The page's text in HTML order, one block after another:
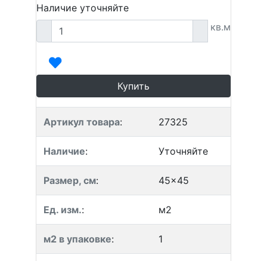
Наличие уточняйте
кв.м
Купить
Артикул товара: 27325
Наличие: Уточняйте
Размер, см: 45x45
Ед. изм.: м2
м2 в упаковке: 1